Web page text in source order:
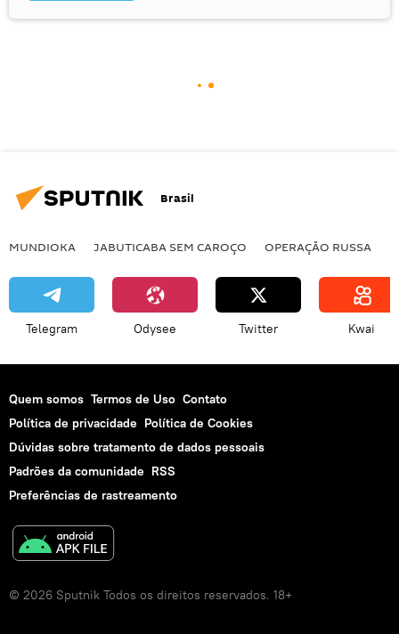
Brasil
MUNDIOKA JABUTICABA SEM CAROÇO OPERAÇÃO RUSSA
Telegram Odysee Twitter Kwai
Quem somos Termos de Uso Contato
Política de privacidade Política de Cookies
Dúvidas sobre tratamento de dados pessoais
Padrões da comunidade RSS
Preferências de rastreamento
© 2026 Sputnik Todos os direitos reservados. 18+